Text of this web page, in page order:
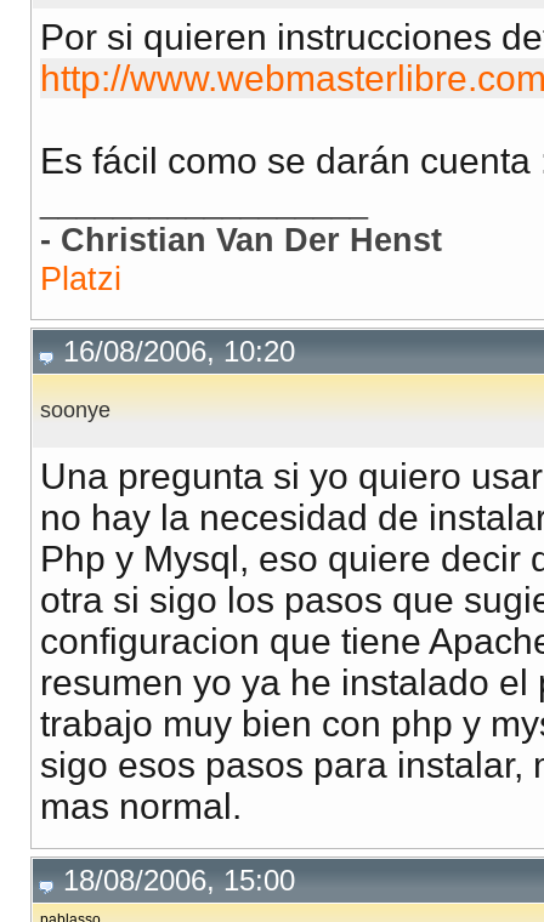
Por si quieren instrucciones
http://
Es fácil como se darán cuenta
- Christian Van Der Henst
Platzi
16/08/2006, 10:20
soonye
Una pregunta si yo quiero
no hay la necesidad de
Php y Mysql, eso quiere decir
otra si sigo los pasos que
configuracion que tiene
resumen yo ya he instalado
trabajo muy bien con php y
sigo esos pasos para
mas normal.
18/08/2006, 15:00